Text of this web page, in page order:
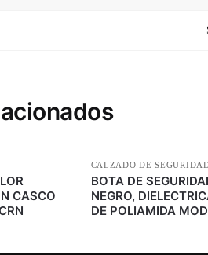
CASCO
CALZADO DE
BOTA DE
NEGRO,
DE POLIAMIDA